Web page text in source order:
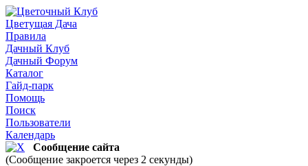
Цветущая Дача
Правила
Дачный Клуб
Дачный Форум
Каталог
Гайд-парк
Помощь
Поиск
Пользователи
Календарь
Сообщение сайта
(Сообщение закроется через 2 секунды)